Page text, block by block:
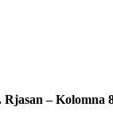
Rjasan – Kolomna